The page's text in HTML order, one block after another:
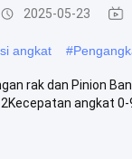
2025-05-23
angkat #
rak dan Pinion
angkat 0-